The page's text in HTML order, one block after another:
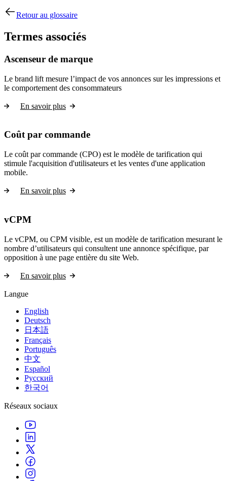
Retour au glossaire
Termes associés
Ascenseur de marque
Le brand lift mesure l’impact de vos annonces sur les impressions et
le comportement des consommateurs
En savoir plus
Coût par commande
Le coût par commande (CPO) est le modèle de tarification qui
stimule l'acquisition d'utilisateurs et les ventes d'une application
mobile.
En savoir plus
vCPM
Le vCPM, ou CPM visible, est un modèle de tarification mesurant le
nombre d’utilisateurs qui consultent une annonce spécifique, par
opposition à une page entière du site Web.
En savoir plus
Langue
English
Deutsch
日本語
Français
Português
中文
Español
Русский
한국어
Réseaux sociaux